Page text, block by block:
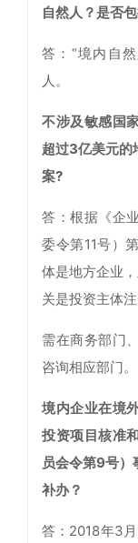
自然人？是否
答：“境内自
人。
不涉及敏感国
超过3亿美元的
案?
答：根据《企
委令第11号）
体是地方企业
关是投资主体
需在商务部门
咨询相应部门。
境内企业在境
投资项目核准
员会令第9号
补办？
答：2018年3